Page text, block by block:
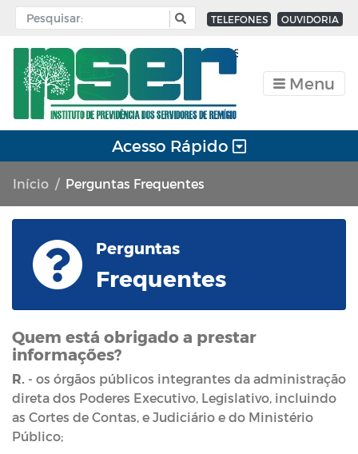
TELEFONES OUVIDORIA
Menu
Acesso Rápido
Início Perguntas Frequentes
Perguntas
Frequentes
Quem está obrigado a prestar
informações?
R. - os órgãos públicos integrantes da administração
direta dos Poderes Executivo, Legislativo, incluindo
as Cortes de Contas, e Judiciário e do Ministério
Público;